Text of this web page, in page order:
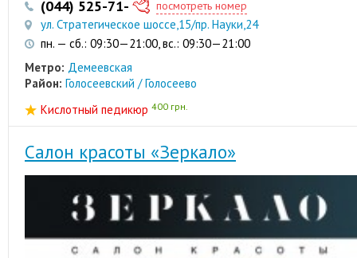
(044) 525-71-91 (067) 234-30-90
посмотреть номер
ул. Стратегическое шоссе,15/пр. Науки,24
пн. — сб.: 09:30—21:00, вс.: 09:30—21:00
Метро: Демеевская
Район: Голосеевский / Голосеево
Кислотный педикюр 400 грн.
Салон красоты «Зеркало»